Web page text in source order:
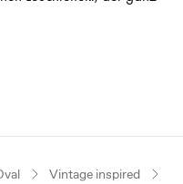
Vintage inspired